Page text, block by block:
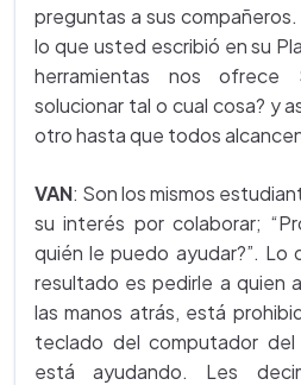
preguntas a sus
lo que usted escribió en su
herramientas nos ofrece
solucionar tal o cual cosa? y
otro hasta que todos
VAN: Son los mismos
su interés por colaborar;
quién le puedo ayudar?”. Lo
resultado es pedirle a quien
las manos atrás, está
teclado del computador
está ayudando. Les